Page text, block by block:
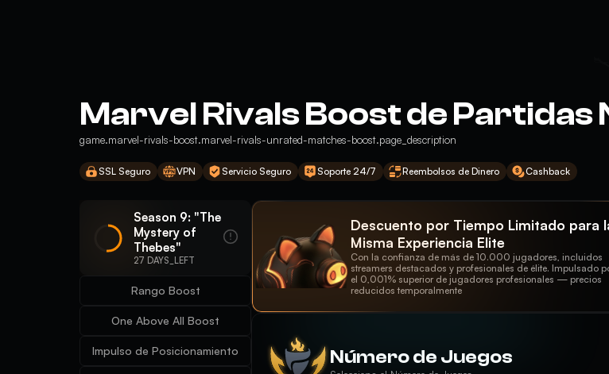
Marvel Rivals Boost de Partidas
game.marvel-rivals-boost.marvel-rivals-unrated-matches-boost.page_description
SSL Seguro VPN Servicio Seguro Soporte 24/7 Reembolsos de Dinero Cashback
Season 9: "The
Mystery of
Thebes"
27 DAYS_LEFT
Rango Boost
One Above All Boost
Impulso de Posicionamiento
Descuento por Tiempo Limitado para
Misma Experiencia Elite
Con la confianza de más de 10.000 jugadores, incluidos
streamers destacados y profesionales de élite. Impulsado
el 0,001% superior de jugadores profesionales — precios
reducidos temporalmente
Número de Juegos